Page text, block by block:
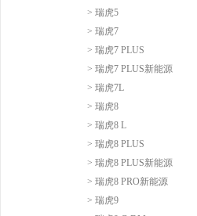
> 瑞虎5
> 瑞虎7
> 瑞虎7 PLUS
> 瑞虎7 PLUS新能源
> 瑞虎7L
> 瑞虎8
> 瑞虎8 L
> 瑞虎8 PLUS
> 瑞虎8 PLUS新能源
> 瑞虎8 PRO新能源
> 瑞虎9